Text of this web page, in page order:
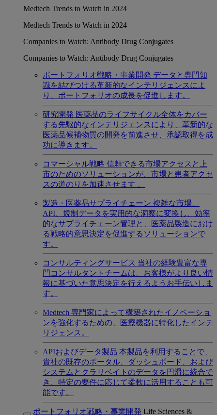
Medtech Trends to Watch in 2024
Medtech Trends to Watch in 2024
Companies to Watch: Antibody Drug Conjugates
Companies to Watch: Antibody Drug Conjugates
ポートフォリオ戦略・事業開発 データと専門知
識を結びつける革新的なインテリジェンスによ
り、ポートフォリオの成長を促進します。
研究開発 医薬品のライフサイクル全体をカバー
する先駆的なインテリジェンスにより、革新的な
医薬品候補物質の開発を前進させ、承認取得を成
功に導きます。
コマーシャル戦略 信頼できる市場アクセスと上
市のためのソリューションが、市場と患者アクセ
スの道のりを加速させます 。
製造・医薬品サプライチェーン 複雑な市場、
API、規制データを実用的な洞察に変換し、効率
的なサプライチェーン管理と、医薬品製造におけ
る戦略的意思決定を促進するソリューションで
す。
コンサルティングサービス 当社の経験豊富な専
門コンサルタントチームは、お客様がより良い情
報に基づいた意思決定を行えるようお手伝いしま
す。
Medtech 専門家によって構築されたイノベーショ
ンを強化するための、医療機器に特化したインテ
リジェンス。
APIおよびデータ製品 本製品を利用することで、
貴社の既存のポータル、ダッシュボード、および
システムとクラリベイトのデータを円滑に統合で
き、特定の要件に応じて柔軟に活用することも可
能です。
ポートフォリオ戦略・事業開発 Life Sciences &